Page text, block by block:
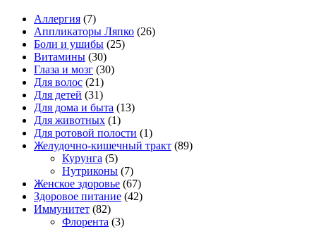
Аллергия (7)
Аппликаторы Ляпко (26)
Боли и ушибы (25)
Витамины (30)
Глаза и мозг (30)
Для волос (21)
Для детей (31)
Для дома и быта (13)
Для животных (1)
Для ротовой полости (1)
Желудочно-кишечный тракт (89)
Курунга (5)
Нутриконы (7)
Женское здоровье (67)
Здоровое питание (42)
Иммунитет (82)
Флорента (3)